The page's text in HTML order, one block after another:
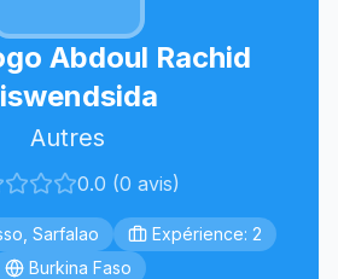
Abdoul Rachid
Autres
0.0 (0 avis)
Sarfalao
Expérience: 2
Burkina Faso